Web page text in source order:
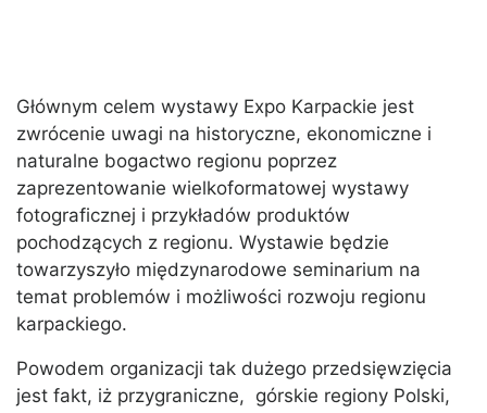
Głównym celem wystawy Expo Karpackie jest
zwrócenie uwagi na historyczne, ekonomiczne i
naturalne bogactwo regionu poprzez
zaprezentowanie wielkoformatowej wystawy
fotograficznej i przykładów produktów
pochodzących z regionu. Wystawie będzie
towarzyszyło międzynarodowe seminarium na
temat problemów i możliwości rozwoju regionu
karpackiego.
Powodem organizacji tak dużego przedsięwzięcia
jest fakt, iż przygraniczne, górskie regiony Polski,